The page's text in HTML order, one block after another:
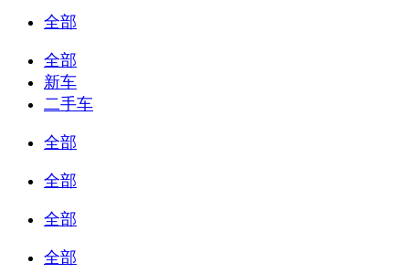
全部
全部
新车
二手车
全部
全部
全部
全部